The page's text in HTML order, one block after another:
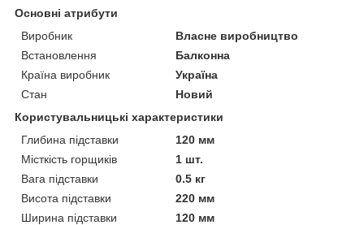
Основні атрибути
Виробник
Власне виробництво
Встановлення
Балконна
Країна виробник
Україна
Стан
Новий
Користувальницькі характеристики
Глибина підставки
120 мм
Місткість горщиків
1 шт.
Вага підставки
0.5 кг
Висота підставки
220 мм
Ширина підставки
120 мм